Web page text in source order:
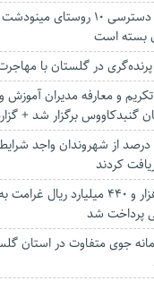
جاده دسترسی ۱۰
بسته است
در گلستان با
و معارفه مدیران آموزش
گنبدکاووس برگزار شد +
۹۷.۶ درصد از شهروندان واجد
کردند
سه هزار و ۴۴۰ میلیارد ریال
پرداخت شد
جوی متفاوت در استان